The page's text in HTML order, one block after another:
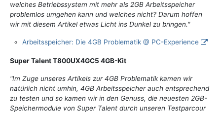
welches Betriebssystem mit mehr als 2GB Arbeitsspeicher
problemlos umgehen kann und welches nicht? Darum hoffen
wir mit diesem Artikel etwas Licht ins Dunkel zu bringen."
Arbeitsspeicher: Die 4GB Problematik @ PC-Experience
Super Talent T800UX4GC5 4GB-Kit
"Im Zuge unseres Artikels zur 4GB Problematik kamen wir
natürlich nicht umhin, 4GB Arbeitsspeicher auch entsprechend
zu testen und so kamen wir in den Genuss, die neuesten 2GB-
Speichermodule von Super Talent durch unseren Testparcour